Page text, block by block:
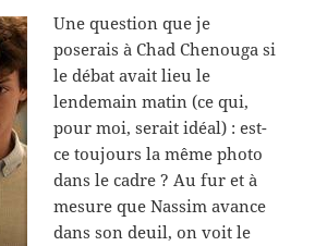
Une question que je
poserais à Chad Chenouga si
le débat avait lieu le
lendemain matin (ce qui,
pour moi, serait idéal) : est-
ce toujours la même photo
dans le cadre ? Au fur et à
mesure que Nassim avance
dans son deuil, on voit le